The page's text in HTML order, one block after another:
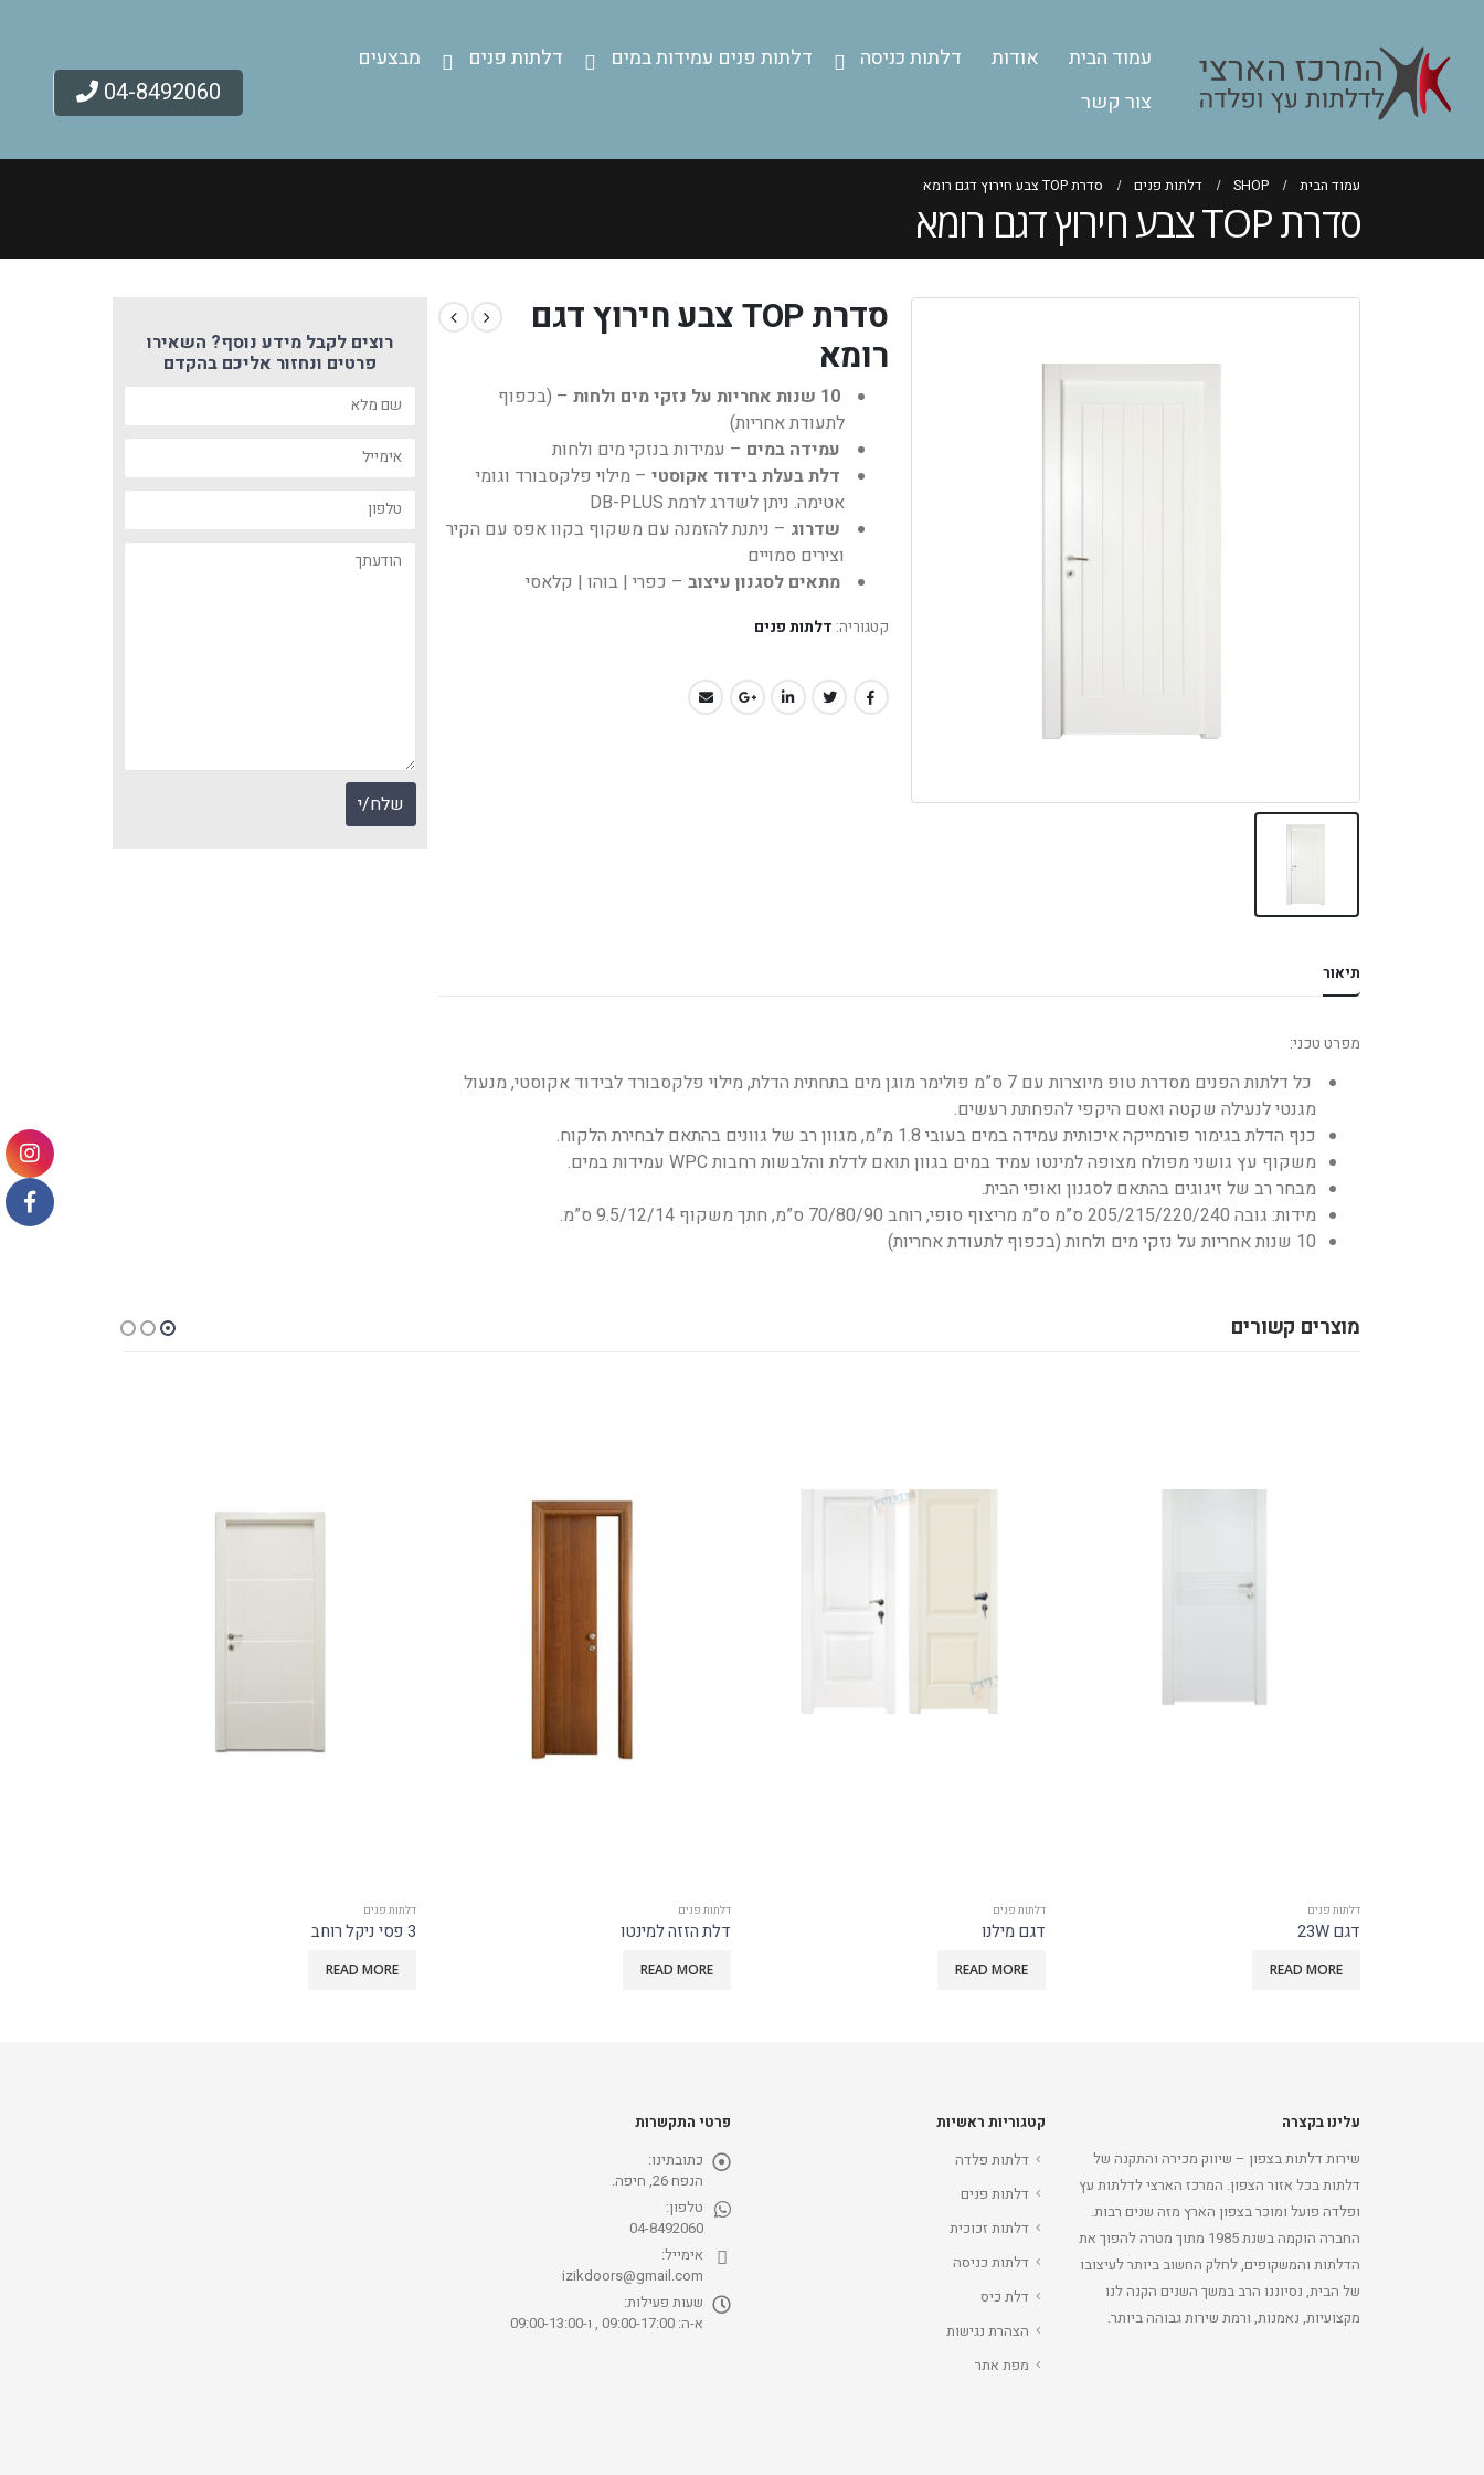
עמוד הבית אודות דלתות כניסה דלתות פנים עמידות במים דלתות פנים
מבצעים
צור קשר
04-8492060
עמוד הבית SHOP דלתות פנים סדרת TOP צבע חירוץ דגם רומא
סדרת TOP צבע חירוץ דגם רומא
סדרת TOP צבע חירוץ דגם
רומא
10 שנות אחריות על נזקי מים ולחות
– (בכפוף
לתעודת אחריות)
עמידה במים – עמידות בנזקי מים ולחות
דלת בעלת בידוד אקוסטי – מילוי פלקסבורד וגומי
אטימה. ניתן לשדרג לרמת DB-PLUS
שדרוג – ניתנת להזמנה עם משקוף בקוו אפס עם הקיר
וצירים סמויים
מתאים לסגנון עיצוב – כפרי | בוהו | קלאסי
קטגוריה: דלתות פנים
תיאור
מפרט טכני:
כל דלתות הפנים מסדרת טופ מיוצרות עם 7 ס”מ פולימר מוגן מים בתחתית הדלת, מילוי פלקסבורד לבידוד אקוסטי, מנעול
מגנטי לנעילה שקטה ואטם היקפי להפחתת רעשים.
כנף הדלת בגימור פורמייקה איכותית עמידה במים בעובי 1.8 מ”מ, מגוון רב של גוונים בהתאם לבחירת הלקוח.
משקוף עץ גושני מפולח מצופה למינטו עמיד במים בגוון תואם לדלת והלבשות רחבותWPC עמידות במים.
מבחר רב של זיגוגים בהתאם לסגנון ואופי הבית.
מידות: גובה 205/215/220/240 ס”מ ס”מ מריצוף סופי, רוחב 70/80/90 ס”מ, חתך משקוף 9.5/12/14 ס”מ.
10 שנות אחריות על נזקי מים ולחות (בכפוף לתעודת אחריות)
רוצים לקבל מידע נוסף? השאירו
פרטים ונחזור אליכם בהקדם
מוצרים קשורים
דלתות פנים
דגם מילנו
READ MORE
דלתות פנים
דלת הזזה למינטו
READ MORE
דלתות פנים
3 פסי ניקל רוחב
READ MORE
דלתות פנים
סדרת תבור למינטו
READ MORE
עלינו בקצרה
שירות דלתות בצפון – שיווק מכירה והתקנה של
דלתות בכל אזור הצפון. המרכז הארצי לדלתות עץ
ופלדה פועל ומוכר בצפון הארץ מזה שנים רבות.
החברה הוקמה בשנת 1985 מתוך מטרה להפוך את
הדלתות והמשקופים, לחלק החשוב ביותר לעיצובו
של הבית, נסיוננו הרב במשך השנים הקנה לנו
מקצועיות, נאמנות, ורמת שירות גבוהה ביותר.
קטגוריות ראשיות
דלתות פלדה
דלתות פנים
דלתות זכוכית
דלתות כניסה
דלת כיס
הצהרת נגישות
מפת אתר
פרטי התקשרות
כתובתינו:
הנפח 26, חיפה.
טלפון:
04-8492060
אימייל:
izikdoors@gmail.com
שעות פעילות:
א-ה: 09:00-17:00 , ו-09:00-13:00